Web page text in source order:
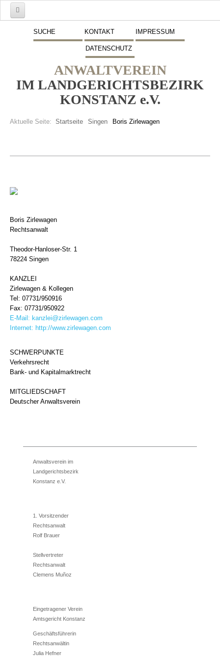
SUCHE KONTAKT IMPRESSUM
DATENSCHUTZ
ANWALTVEREIN
IM LANDGERICHTSBEZIRK
KONSTANZ e.V.
Aktuelle Seite: Startseite Singen Boris Zirlewagen
Schwerpunkte
Beitritt zum Verein
Boris Zirlewagen
Rechtsanwalt
Theodor-Hanloser-Str. 1
78224 Singen
KANZLEI
Zirlewagen & Kollegen
Tel: 07731/950916
Fax: 07731/950922
E-Mail: kanzlei@zirlewagen.com
Internet: http://www.zirlewagen.com
SCHWERPUNKTE
Verkehrsrecht
Bank- und Kapitalmarktrecht
MITGLIEDSCHAFT
Deutscher Anwaltsverein
Anwaltsverein im
Landgerichtsbezirk
Konstanz e.V.
1. Vorsitzender
Rechtsanwalt
Rolf Brauer
Stellvertreter
Rechtsanwalt
Clemens Muñoz
Eingetragener Verein
Amtsgericht Konstanz
Geschäftsführerin
Rechtsanwältin
Julia Hefner